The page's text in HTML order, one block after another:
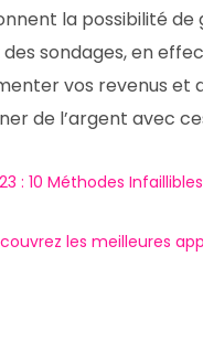
la possibilité
sondages, en
vos revenus
de l’argent avec
: 10 Méthodes
les meilleures